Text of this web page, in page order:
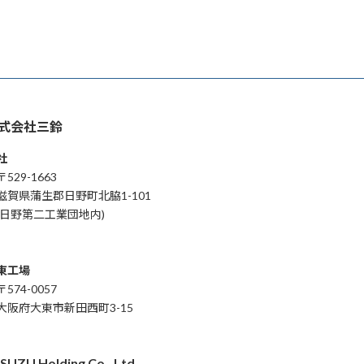
会社三鈴
529-1663
賀県蒲生郡日野町北脇1-101
野第二工業団地内)
工場
574-0057
阪府大東市新田西町3-15